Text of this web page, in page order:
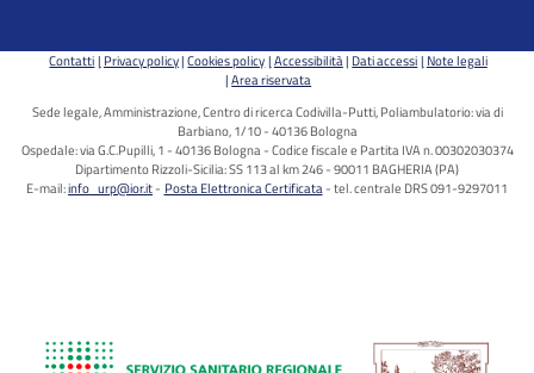
Contatti Privacy policy Cookies policy Accessibilità Dati accessi Note legali
Area riservata
Sede legale, Amministrazione, Centro di ricerca Codivilla-Putti, Poliambulatorio: via di
Barbiano, 1/10 - 40136 Bologna
Ospedale: via G.C.Pupilli, 1 - 40136 Bologna - Codice fiscale e Partita IVA n. 00302030374
Dipartimento Rizzoli-Sicilia: SS 113 al km 246 - 90011 BAGHERIA (PA)
E-mail:info_urp@ior.it Posta Elettronica Certificata tel. centrale DRS 091-9297011